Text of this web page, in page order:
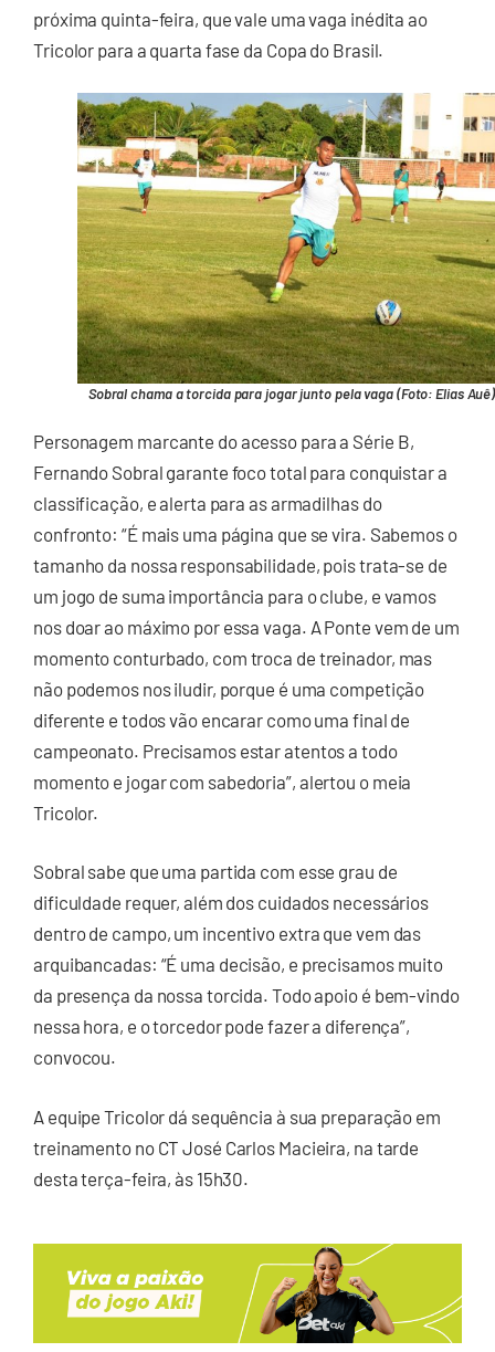
próxima quinta-feira, que vale uma vaga inédita ao
Tricolor para a quarta fase da Copa do Brasil.
Sobral chama a torcida para jogar junto pela vaga (Foto: Elias Auê)
Personagem marcante do acesso para a Série B,
Fernando Sobral garante foco total para conquistar a
classificação, e alerta para as armadilhas do
confronto: “É mais uma página que se vira. Sabemos o
tamanho da nossa responsabilidade, pois trata-se de
um jogo de suma importância para o clube, e vamos
nos doar ao máximo por essa vaga. A Ponte vem de um
momento conturbado, com troca de treinador, mas
não podemos nos iludir, porque é uma competição
diferente e todos vão encarar como uma final de
campeonato. Precisamos estar atentos a todo
momento e jogar com sabedoria”, alertou o meia
Tricolor.
Sobral sabe que uma partida com esse grau de
dificuldade requer, além dos cuidados necessários
dentro de campo, um incentivo extra que vem das
arquibancadas: “É uma decisão, e precisamos muito
da presença da nossa torcida. Todo apoio é bem-vindo
nessa hora, e o torcedor pode fazer a diferença”,
convocou.
A equipe Tricolor dá sequência à sua preparação em
treinamento no CT José Carlos Macieira, na tarde
desta terça-feira, às 15h30.